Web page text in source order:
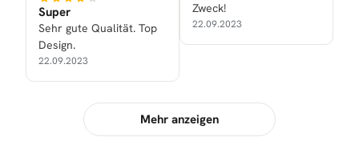
Super
Sehr gute Qualität. Top
Design.
22.09.2023
Zweck!
22.09.2023
Mehr anzeigen